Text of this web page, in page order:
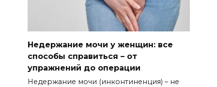
Недержание мочи у женщин: все
способы справиться – от
упражнений до операции
Недержание мочи (инконтиненция) – не